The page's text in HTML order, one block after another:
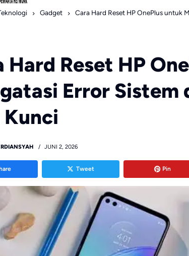
Gadget
Cara Hard Reset HP OnePlus untuk
Hard Reset HP
Error Sistem
Kunci
JUNI 2, 2026
Tweet Pin